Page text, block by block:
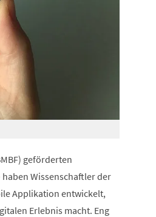
geförderten
Wissenschaftler der
Applikation entwickelt,
Erlebnis macht. Eng